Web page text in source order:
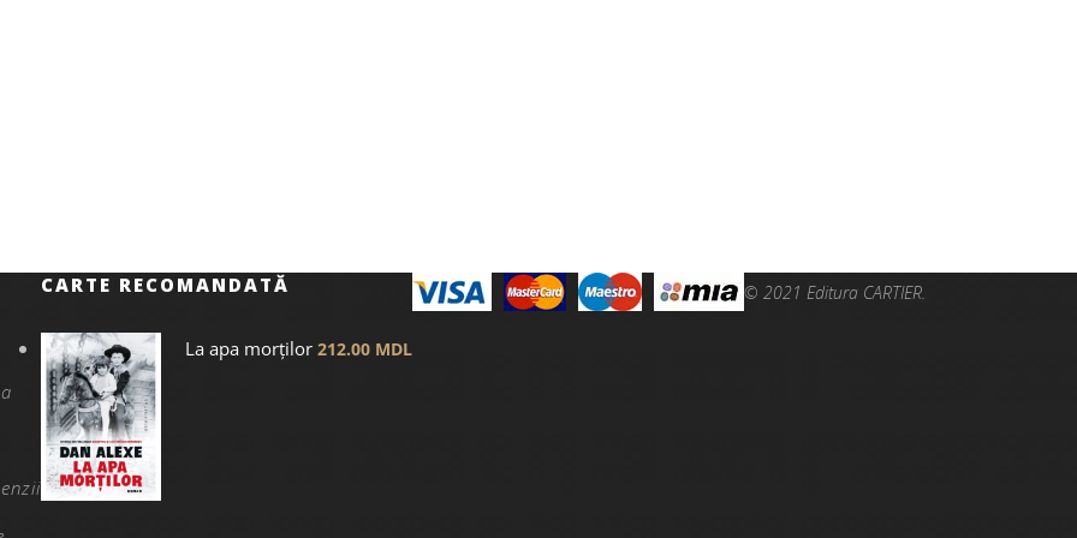
CARTE RECOMANDATĂ
La apa morților 212.00 MDL
© 2021 Editura CARTIER.